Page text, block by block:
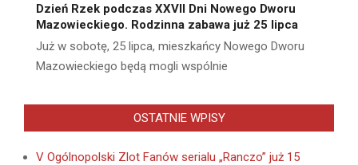
Dzień Rzek podczas XXVII Dni Nowego Dworu
Mazowieckiego. Rodzinna zabawa już 25 lipca
Już w sobotę, 25 lipca, mieszkańcy Nowego Dworu
Mazowieckiego będą mogli wspólnie
OSTATNIE WPISY
V Ogólnopolski Zlot Fanów serialu „Ranczo” już 15